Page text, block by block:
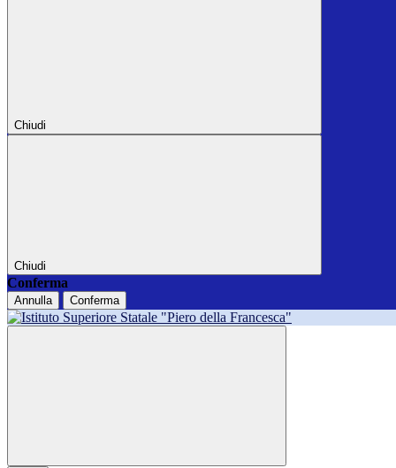
Chiudi
Chiudi
Conferma
Annulla Conferma